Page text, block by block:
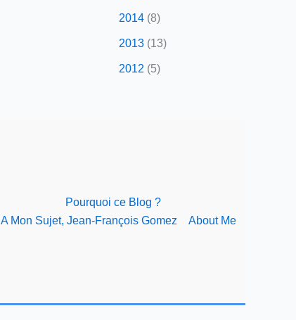
2014 (8)
2013 (13)
2012 (5)
Pourquoi ce Blog ?
A Mon Sujet, Jean-François Gomez
About Me